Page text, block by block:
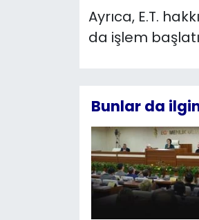
Ayrıca, E.T.
da işlem
Bunlar da